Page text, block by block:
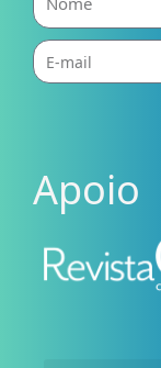
E-
mail
Apoio